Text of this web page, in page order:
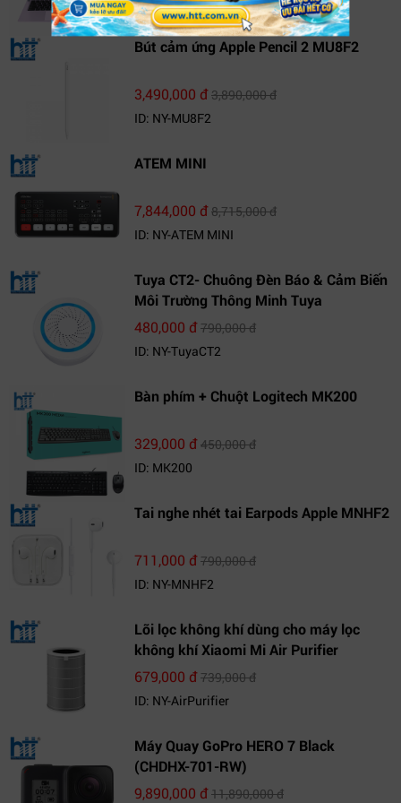
Bút cảm ứng Apple Pencil 2 MU8F2
3,490,000 đ3,890,000 đ
ID: NY-MU8F2
ATEM MINI
7,844,000 đ8,715,000 đ
ID: NY-ATEM MINI
Tuya CT2- Chuông Đèn Báo & Cảm Biến
Môi Trường Thông Minh Tuya
480,000 đ790,000 đ
ID: NY-TuyaCT2
Bàn phím + Chuột Logitech MK200
329,000 đ450,000 đ
ID: MK200
Tai nghe nhét tai Earpods Apple MNHF2
711,000 đ790,000 đ
ID: NY-MNHF2
Lõi lọc không khí dùng cho máy lọc
không khí Xiaomi Mi Air Purifier
679,000 đ739,000 đ
ID: NY-AirPurifier
Máy Quay GoPro HERO 7 Black
(CHDHX-701-RW)
9,890,000 đ11,890,000 đ